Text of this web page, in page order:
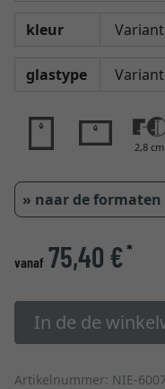
kleur
glastype
2,8 cm
» naar de
vanaf 75,40 €*
In de de
Artikelnummer: NIE-